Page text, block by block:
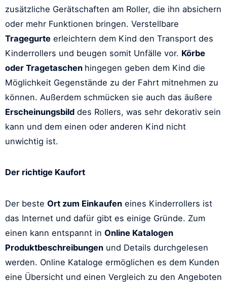
zusätzliche Gerätschaften am Roller, die ihn absichern
oder mehr Funktionen bringen. Verstellbare
Tragegurte erleichtern dem Kind den Transport des
Kinderrollers und beugen somit Unfälle vor. Körbe
oder Tragetaschen hingegen geben dem Kind die
Möglichkeit Gegenstände zu der Fahrt mitnehmen zu
können. Außerdem schmücken sie auch das äußere
Erscheinungsbild des Rollers, was sehr dekorativ sein
kann und dem einen oder anderen Kind nicht
unwichtig ist.
Der richtige Kaufort
Der beste Ort zum Einkaufen eines Kinderrollers ist
das Internet und dafür gibt es einige Gründe. Zum
einen kann entspannt in Online Katalogen
Produktbeschreibungen und Details durchgelesen
werden. Online Kataloge ermöglichen es dem Kunden
eine Übersicht und einen Vergleich zu den Angeboten